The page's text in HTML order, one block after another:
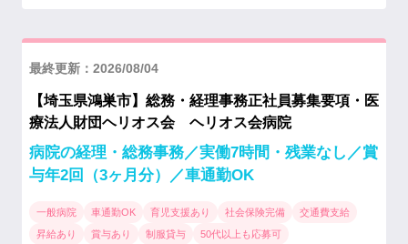
最終更新：2026/08/04
【埼玉県鴻巣市】総務・経理事務正社員募集要項・医
療法人財団ヘリオス会 ヘリオス会病院
病院の経理・総務事務／実働7時間・残業なし／賞
与年2回（3ヶ月分）／車通勤OK
一般病院 車通勤OK 育児支援あり 社会保険完備
交通費支給
昇給あり
賞与あり 制服貸与
50代以上も応募可